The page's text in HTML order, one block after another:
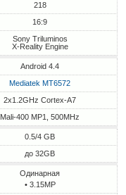
218
16:9
Sony Triluminos
X-Reality Engine
Android 4.4
Mediatek MT6572
2x1.2GHz Cortex-A7
Mali-400 MP1, 500MHz
0.5/4 GB
до 32GB
Одинарная
• 3.15MP